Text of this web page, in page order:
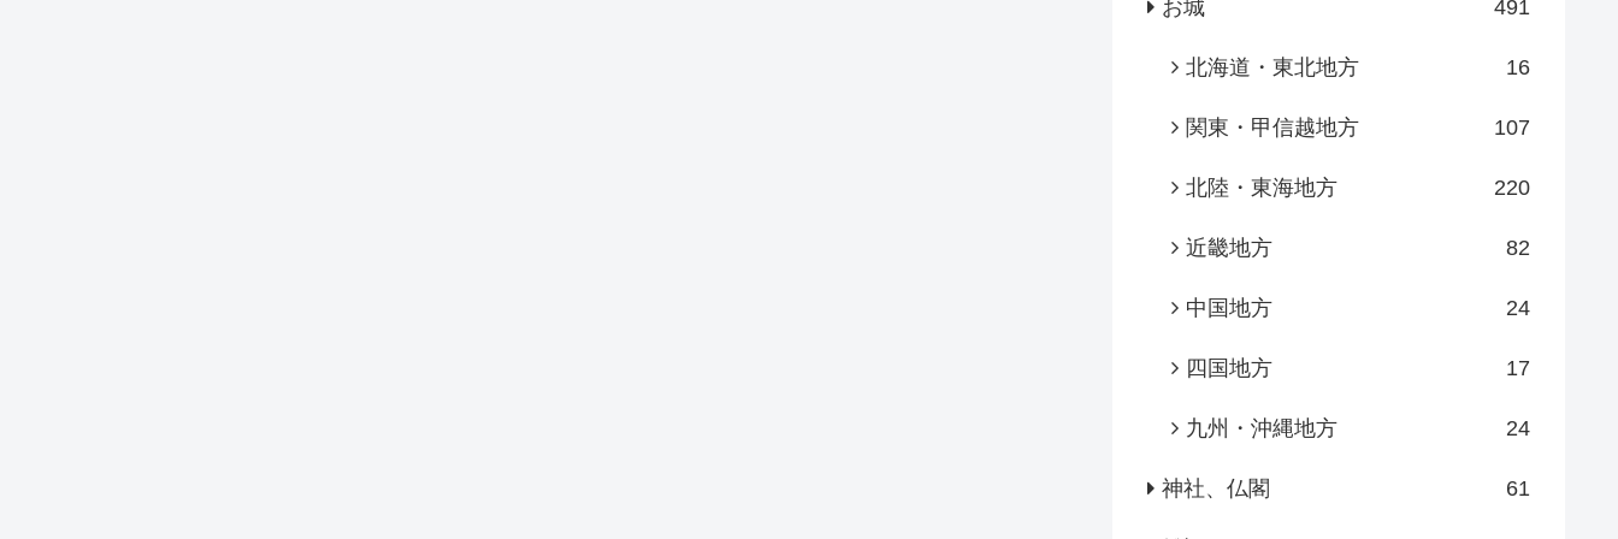
お城 491
北海道・東北地方 16
関東・甲信越地方 107
北陸・東海地方 220
近畿地方 82
中国地方 24
四国地方 17
九州・沖縄地方 24
神社、仏閣 61